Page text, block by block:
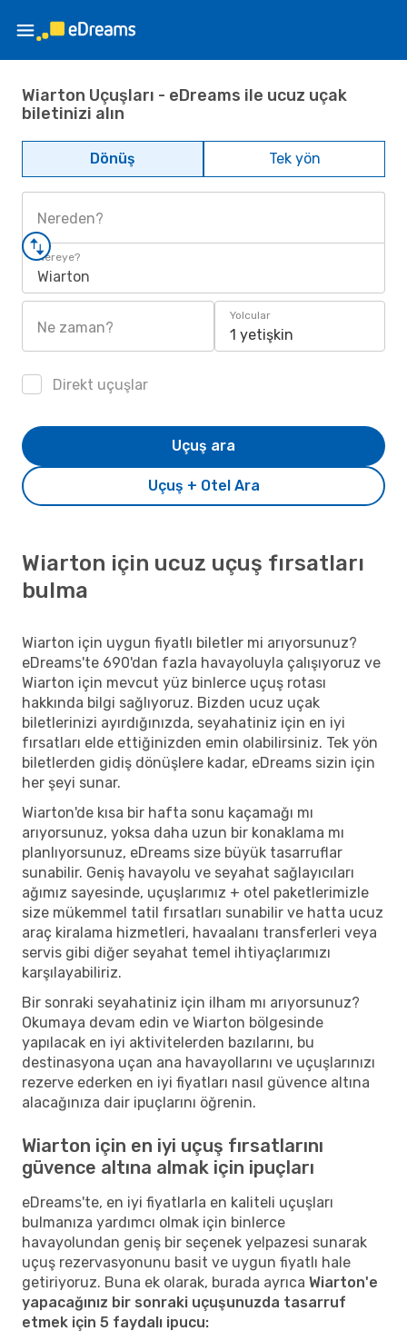
Wiarton Uçuşları - eDreams ile ucuz uçak
biletinizi alın
Dönüş Tek yön
Nereden?
Nereye?
Wiarton
Ne zaman?
Yolcular
1 yetişkin
Direkt uçuşlar
Uçuş + Otel Ara
Uçuş ara
Wiarton için ucuz uçuş fırsatları
bulma
Wiarton için uygun fiyatlı biletler mi arıyorsunuz?
eDreams'te 690'dan fazla havayoluyla çalışıyoruz ve
Wiarton için mevcut yüz binlerce uçuş rotası
hakkında bilgi sağlıyoruz. Bizden ucuz uçak
biletlerinizi ayırdığınızda, seyahatiniz için en iyi
fırsatları elde ettiğinizden emin olabilirsiniz. Tek yön
biletlerden gidiş dönüşlere kadar, eDreams sizin için
her şeyi sunar.
Wiarton'de kısa bir hafta sonu kaçamağı mı
arıyorsunuz, yoksa daha uzun bir konaklama mı
planlıyorsunuz, eDreams size büyük tasarruflar
sunabilir. Geniş havayolu ve seyahat sağlayıcıları
ağımız sayesinde, uçuşlarımız + otel paketlerimizle
size mükemmel tatil fırsatları sunabilir ve hatta ucuz
araç kiralama hizmetleri, havaalanı transferleri veya
servis gibi diğer seyahat temel ihtiyaçlarımızı
karşılayabiliriz.
Bir sonraki seyahatiniz için ilham mı arıyorsunuz?
Okumaya devam edin ve Wiarton bölgesinde
yapılacak en iyi aktivitelerden bazılarını, bu
destinasyona uçan ana havayollarını ve uçuşlarınızı
rezerve ederken en iyi fiyatları nasıl güvence altına
alacağınıza dair ipuçlarını öğrenin.
Wiarton için en iyi uçuş fırsatlarını
güvence altına almak için ipuçları
eDreams'te, en iyi fiyatlarla en kaliteli uçuşları
bulmanıza yardımcı olmak için binlerce
havayolundan geniş bir seçenek yelpazesi sunarak
uçuş rezervasyonunu basit ve uygun fiyatlı hale
getiriyoruz. Buna ek olarak, burada ayrıca Wiarton'e
yapacağınız bir sonraki uçuşunuzda tasarruf
etmek için 5 faydalı ipucu: